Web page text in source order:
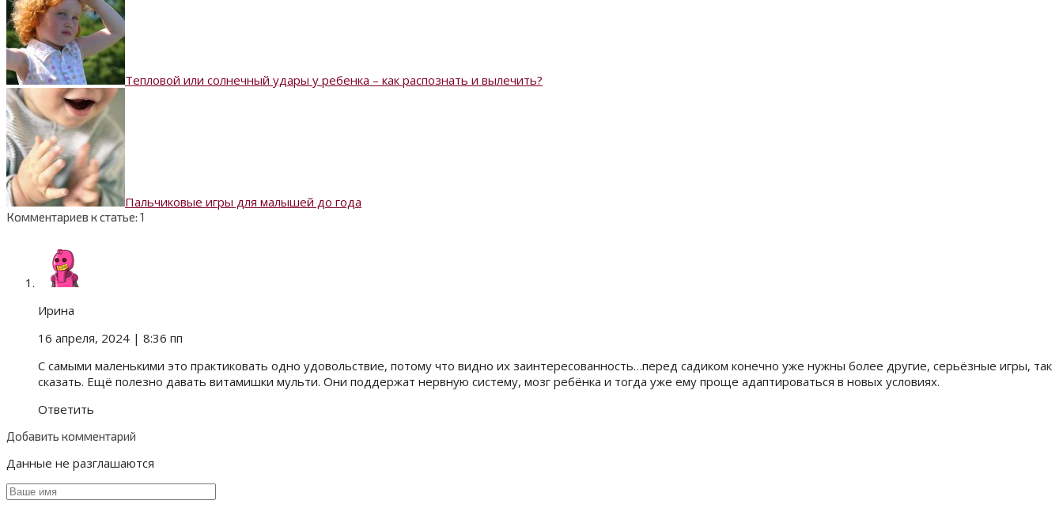
Тепловой или солнечный удары у ребенка – как распознать и вылечить?
Пальчиковые игры для малышей до года
Комментариев к статье: 1
Ирина
16 апреля, 2024 | 8:36 пп
С самыми маленькими это практиковать одно удовольствие, потому что видно их заинтересованность…перед садиком конечно уже нужны более другие, серьёзные игры, так
сказать. Ещё полезно давать витамишки мульти. Они поддержат нервную систему, мозг ребёнка и тогда уже ему проще адаптироваться в новых условиях.
Ответить
Добавить комментарий
Данные не разглашаются